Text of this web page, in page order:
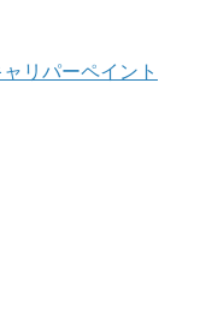
リパーペイント